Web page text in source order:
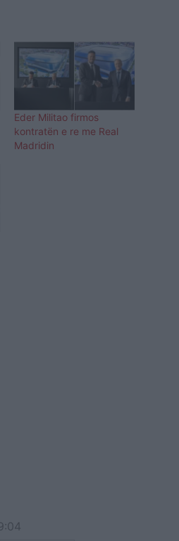
Eder Militao firmos
kontratën e re me Real
Madridin